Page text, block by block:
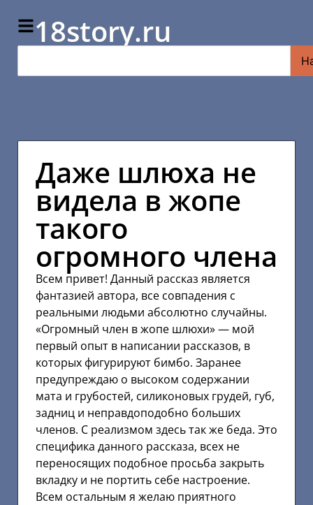
18story.ru
Даже шлюха не
видела в жопе
такого
огромного члена
Всем привет! Данный рассказ является
фантазией автора, все совпадения с
реальными людьми абсолютно случайны.
«Огромный член в жопе шлюхи» — мой
первый опыт в написании рассказов, в
которых фигурируют бимбо. Заранее
предупреждаю о высоком содержании
мата и грубостей, силиконовых грудей, губ,
задниц и неправдоподобно больших
членов. С реализмом здесь так же беда. Это
специфика данного рассказа, всех не
переносящих подобное просьба закрыть
вкладку и не портить себе настроение.
Всем остальным я желаю приятного